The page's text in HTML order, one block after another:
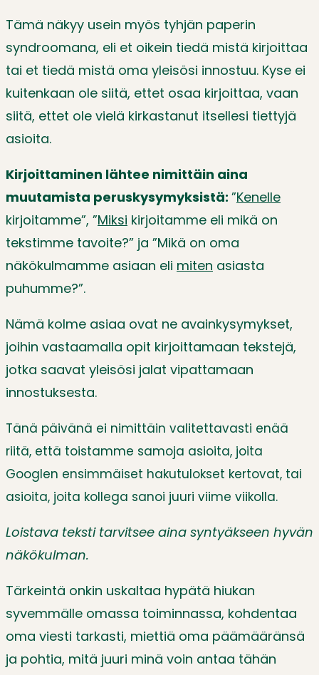
Tämä näkyy usein myös tyhjän paperin
syndroomana, eli et oikein tiedä mistä kirjoittaa
tai et tiedä mistä oma yleisösi innostuu. Kyse ei
kuitenkaan ole siitä, ettet osaa kirjoittaa, vaan
siitä, ettet ole vielä kirkastanut itsellesi tiettyjä
asioita.
Kirjoittaminen lähtee nimittäin aina
muutamista peruskysymyksistä: ”Kenelle
kirjoitamme”, ”Miksi kirjoitamme eli mikä on
tekstimme tavoite?” ja ”Mikä on oma
näkökulmamme asiaan eli miten asiasta
puhumme?”.
Nämä kolme asiaa ovat ne avainkysymykset,
joihin vastaamalla opit kirjoittamaan tekstejä,
jotka saavat yleisösi jalat vipattamaan
innostuksesta.
Tänä päivänä ei nimittäin valitettavasti enää
riitä, että toistamme samoja asioita, joita
Googlen ensimmäiset hakutulokset kertovat, tai
asioita, joita kollega sanoi juuri viime viikolla.
Loistava teksti tarvitsee aina syntyäkseen hyvän
näkökulman.
Tärkeintä onkin uskaltaa hypätä hiukan
syvemmälle omassa toiminnassa, kohdentaa
oma viesti tarkasti, miettiä oma päämääränsä
ja pohtia, mitä juuri minä voin antaa tähän